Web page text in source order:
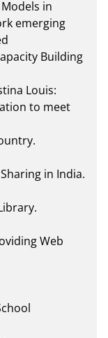
in
emerging
Building
Louis:
to meet
in India.
Web